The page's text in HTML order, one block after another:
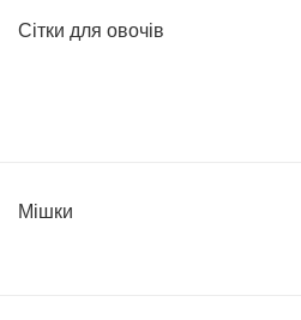
Сітки для овочів
Мішки